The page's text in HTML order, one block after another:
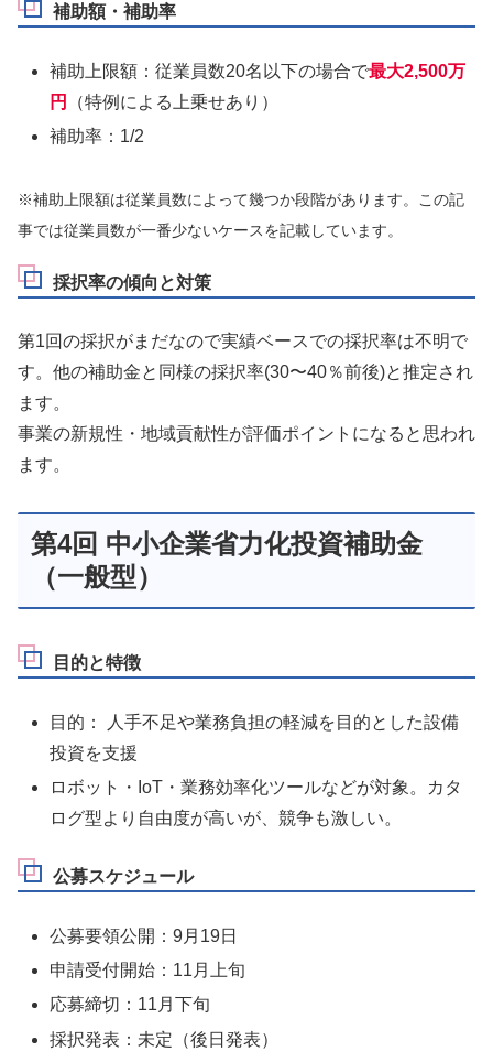
補助額・補助率
補助上限額：従業員数20名以下の場合で最大2,500万
円
（特例による上乗せあり）
補助率：1/2
※補助上限額は従業員数によって幾つか段階があります。この記
事では従業員数が一番少ないケースを記載しています。
採択率の傾向と対策
第1回の採択がまだなので実績ベースでの採択率は不明で
す。他の補助金と同様の採択率(30〜40％前後)と推定され
ます。
事業の新規性・地域貢献性が評価ポイントになると思われ
ます。
第4回 中小企業省力化投資補助金
（一般型）
目的と特徴
目的： 人手不足や業務負担の軽減を目的とした設備
投資を支援
ロボット・IoT・業務効率化ツールなどが対象。カタ
ログ型より自由度が高いが、競争も激しい。
公募スケジュール
公募要領公開：9月19日
申請受付開始：11月上旬
応募締切：11月下旬
採択発表：未定（後日発表）